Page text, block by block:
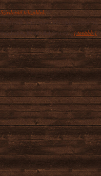
Szívderítő télizöldek
Az évelők alapvetően két nagy csoportra
oszthatók, lombhullatókra és...[ tovább ]